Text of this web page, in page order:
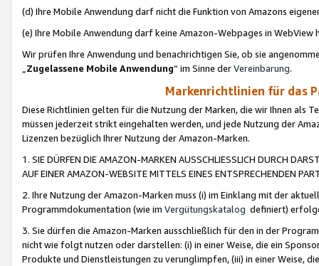
(d) Ihre Mobile Anwendung darf nicht die Funktion von Amazons
(e) Ihre Mobile Anwendung darf keine Amazon-Webpages in WebView
Wir prüfen Ihre Anwendung und benachrichtigen Sie, ob sie
„Zugelassene Mobile Anwendung“ im Sinne derVereinbarung.
Markenrichtlinien für das
Diese Richtlinien gelten für die Nutzung der Marken, die wir Ihnen als
müssen jederzeit strikt eingehalten werden, und jede Nutzung der
Lizenzen bezüglich Ihrer Nutzung der Amazon-Marken.
1. SIE DÜRFEN DIE AMAZON-MARKEN AUSSCHLIESSLICH DURCH
AUF EINER AMAZON-WEBSITE MITTELS EINES ENTSPRECHENDEN
2. Ihre Nutzung der Amazon-Marken muss (i) im Einklang mit der
Programmdokumentation (wie im Vergütungskatalog definiert)
3. Sie dürfen die Amazon-Marken ausschließlich für den in der
nicht wie folgt nutzen oder darstellen: (i) in einer Weise, die ein
Produkte und Dienstleistungen zu verunglimpfen, (iii) in einer Weise,